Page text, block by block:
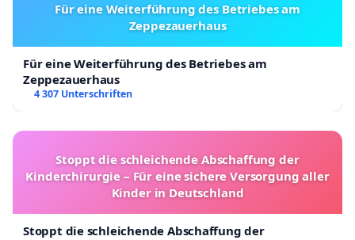
Für eine Weiterführung des Betriebes am
Zeppezauerhaus
Für eine Weiterführung des Betriebes am
Zeppezauerhaus
4 307 Unterschriften
Stoppt die schleichende Abschaffung der
Kinderchirurgie – Für eine sichere Versorgung aller
Kinder in Deutschland
Stoppt die schleichende Abschaffung der